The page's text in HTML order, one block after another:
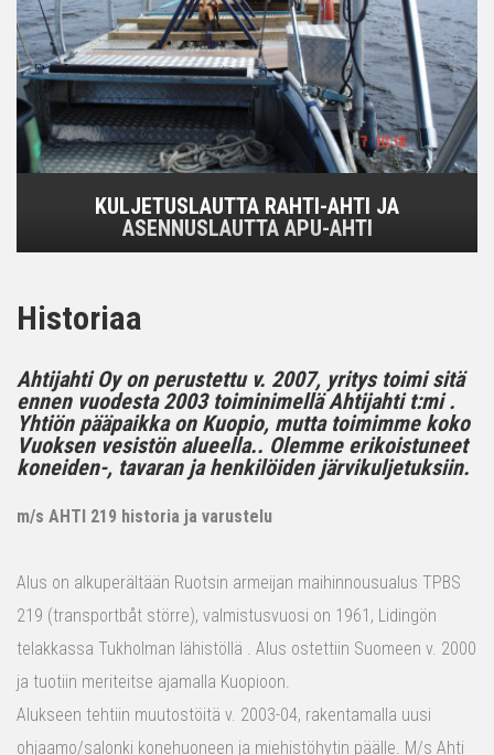
KULJETUSLAUTTA RAHTI-AHTI JA
ASENNUSLAUTTA APU-AHTI
Historiaa
Ahtijahti Oy on perustettu v. 2007, yritys toimi sitä
ennen vuodesta 2003 toiminimellä Ahtijahti t:mi .
Yhtiön pääpaikka on Kuopio, mutta toimimme koko
Vuoksen vesistön alueella.. Olemme erikoistuneet
koneiden-, tavaran ja henkilöiden järvikuljetuksiin.
m/s AHTI 219 historia ja varustelu
Alus on alkuperältään Ruotsin armeijan maihinnousualus TPBS
219 (transportbåt större), valmistusvuosi on 1961, Lidingön
telakkassa Tukholman lähistöllä . Alus ostettiin Suomeen v. 2000
ja tuotiin meriteitse ajamalla Kuopioon.
Alukseen tehtiin muutostöitä v. 2003-04, rakentamalla uusi
ohjaamo/salonki konehuoneen ja miehistöhytin päälle. M/s Ahti